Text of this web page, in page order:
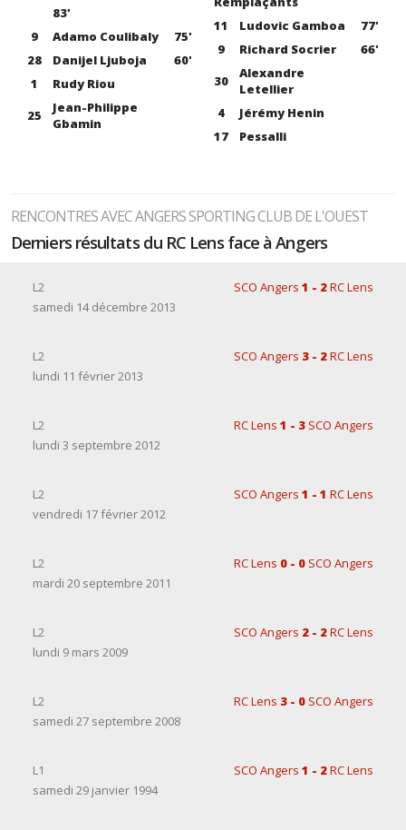
83'
9
Adamo Coulibaly
75'
28
Danijel Ljuboja
60'
1
Rudy Riou
25
Jean-Philippe
Gbamin
11
Ludovic Gamboa
77'
9
Richard Socrier
66'
30
Alexandre
Letellier
4
Jérémy Henin
17
Pessalli
RENCONTRES AVEC ANGERS SPORTING CLUB DE L'OUEST
Derniers résultats du RC Lens face à Angers
L2 SCO Angers 1 - 2RC Lens
samedi 14 décembre 2013
L2 SCO Angers 3 - 2RC Lens
lundi 11 février 2013
L2 RC Lens 1 - 3 SCO Angers
lundi 3 septembre 2012
L2 SCO Angers 1 - 1 RC Lens
vendredi 17 février 2012
L2 RC Lens 0 - 0 SCO Angers
mardi 20 septembre 2011
L2 SCO Angers 2 - 2RC Lens
lundi 9 mars 2009
L2 RC Lens 3 - 0 SCO Angers
samedi 27 septembre 2008
L1 SCO Angers 1 - 2RC Lens
samedi 29 janvier 1994